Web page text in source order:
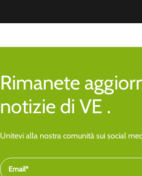
Rimanete
notizie di VE .
Unitevi alla nostra comunità sui social